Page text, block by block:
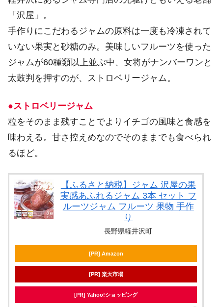
「沢屋」。
手作りにこだわるジャムの原料は一度も冷凍されて
いない果実と砂糖のみ。美味しいフルーツを使った
ジャムが60種類以上並ぶ中、女将がナンバーワンと
太鼓判を押すのが、ストロベリージャム。
●ストロベリージャム
粒をそのまま残すことでよりイチゴの風味と食感を
味わえる。甘さ控えめなのでそのままでも食べられ
るほど。
【ふるさと納税】ジャム 沢屋の果
実感あふれるジャム 3本 セット フ
ルーツジャム フルーツ 果物 手作
り
長野県軽井沢町
[PR] Amazon
[PR] 楽天市場
[PR] Yahoo!ショッピング